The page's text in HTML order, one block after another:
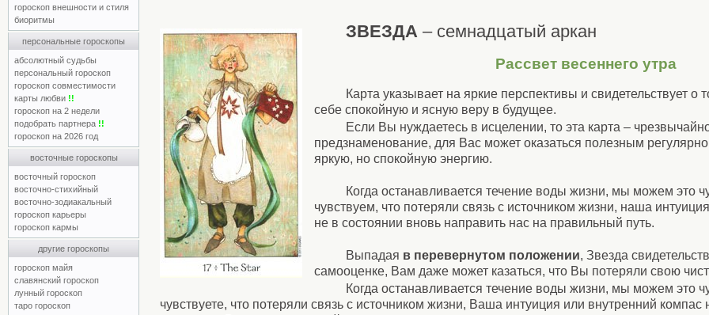
гороскоп внешности и стиля
биоритмы
персональные гороскопы
абсолютный судьбы
персональный гороскоп
гороскоп совместимости
карты любви !!
гороскоп на 2 недели
подобрать партнера !!
гороскоп на 2026 год
восточные гороскопы
восточный гороскоп
восточно-стихийный
восточно-зодиакальный
гороскоп карьеры
гороскоп кармы
другие гороскопы
гороскоп майя
славянский гороскоп
лунный гороскоп
таро гороскоп
ЗВЕЗДА – семнадцатый аркан
Рассвет весеннего утра
Карта указывает на яркие перспективы и свидетельствует о
себе спокойную и ясную веру в будущее.
Если Вы нуждаетесь в исцелении, то эта карта –
предзнаменование, для Вас может оказаться полезным
яркую, но спокойную энергию.
Когда останавливается течение воды жизни, мы можем это
чувствуем, что потеряли связь с источником жизни, наша
не в состоянии вновь направить нас на правильный путь.
Выпадая в перевернутом положении, Звезда
самооценке, Вам даже может казаться, что Вы потеряли свою
Когда останавливается течение воды жизни, мы можем это
чувствуете, что потеряли связь с источником жизни, Ваша интуиция или внутренний компас